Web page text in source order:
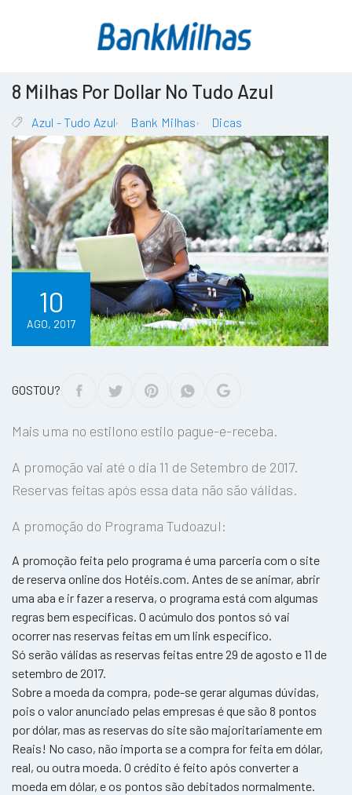
8 Milhas Por Dollar No Tudo Azul
Azul - Tudo Azul, Bank Milhas, Dicas
10
AGO, 2017
GOSTOU?
Mais uma no estilono estilo pague-e-receba.
A promoção vai até o dia 11 de Setembro de 2017.
Reservas feitas após essa data não são válidas.
A promoção do Programa Tudoazul:
A promoção feita pelo programa é uma parceria com o site
de reserva online dos Hotéis.com. Antes de se animar, abrir
uma aba e ir fazer a reserva, o programa está com algumas
regras bem específicas. O acúmulo dos pontos só vai
ocorrer nas reservas feitas em um link específico.
Só serão válidas as reservas feitas entre 29 de agosto e 11 de
setembro de 2017.
Sobre a moeda da compra, pode-se gerar algumas dúvidas,
pois o valor anunciado pelas empresas é que são 8 pontos
por dólar, mas as reservas do site são majoritariamente em
Reais! No caso, não importa se a compra for feita em dólar,
real, ou outra moeda. O crédito é feito após converter a
moeda em dólar, e os pontos são debitados normalmente.